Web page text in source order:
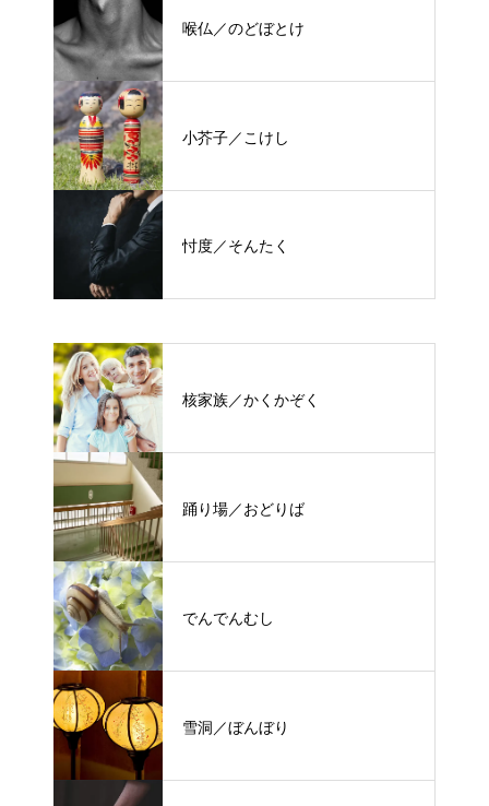
喉仏／のどぼとけ
小芥子／こけし
忖度／そんたく
核家族／かくかぞく
踊り場／おどりば
でんでんむし
雪洞／ぼんぼり